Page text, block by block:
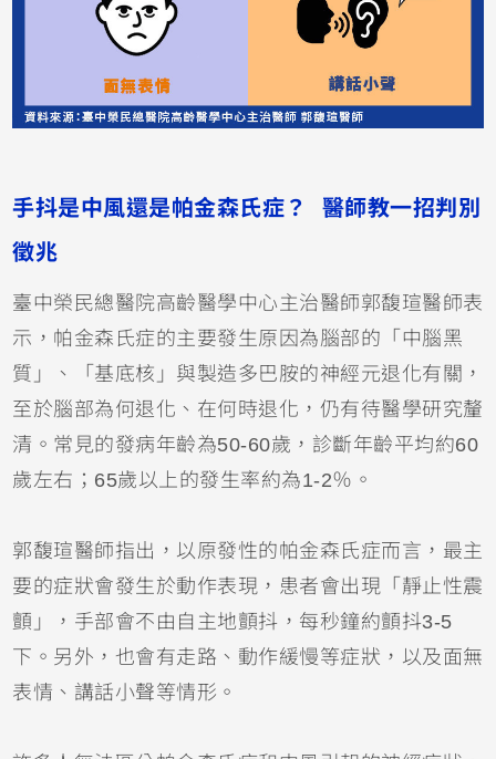
手抖是中風還是帕金森氏症？ 醫師教一招判別
徵兆
臺中榮民總醫院高齡醫學中心主治醫師郭馥瑄醫師表
示，帕金森氏症的主要發生原因為腦部的「中腦黑
質」、「基底核」與製造多巴胺的神經元退化有關，
至於腦部為何退化、在何時退化，仍有待醫學研究釐
清。常見的發病年齡為50-60歲，診斷年齡平均約60
歲左右；65歲以上的發生率約為1-2％。
郭馥瑄醫師指出，以原發性的帕金森氏症而言，最主
要的症狀會發生於動作表現，患者會出現「靜止性震
顫」，手部會不由自主地顫抖，每秒鐘約顫抖3-5
下。另外，也會有走路、動作緩慢等症狀，以及面無
表情、講話小聲等情形。